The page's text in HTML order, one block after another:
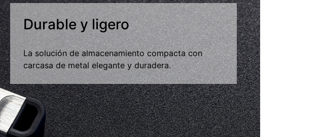
Durable y ligero
La solución de almacenamiento compacta con
carcasa de metal elegante y duradera.